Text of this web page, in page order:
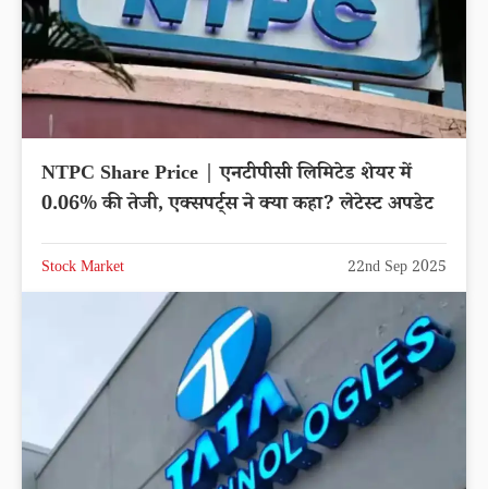
NTPC Share Price | एनटीपीसी लिमिटेड शेयर में
0.06% की तेजी, एक्सपर्ट्स ने क्या कहा? लेटेस्ट अपडेट
Stock Market 22nd Sep 2025